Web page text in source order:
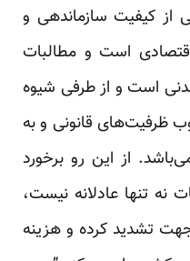
از کیفیت سازماندهی و
است و مطالبات
است و از طرفی شیوه
ظرفیت‌های قانونی و به
از این رو برخورد
نه تنها عادلانه نیست،
تشدید کرده و هزینه